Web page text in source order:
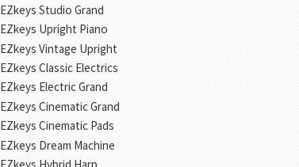
EZkeys Studio Grand
EZkeys Upright Piano
EZkeys Vintage Upright
EZkeys Classic Electrics
EZkeys Electric Grand
EZkeys Cinematic Grand
EZkeys Cinematic Pads
EZkeys Dream Machine
EZkeys Hybrid Harp